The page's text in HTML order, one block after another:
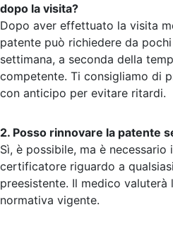
dopo la visita?
Dopo aver effettuato la visita
patente può richiedere da
settimana, a seconda della
competente. Ti consigliamo di
con anticipo per evitare ritardi.
2. Posso rinnovare la patente
Sì, è possibile, ma è
certificatore riguardo a
preesistente. Il medico
normativa vigente.